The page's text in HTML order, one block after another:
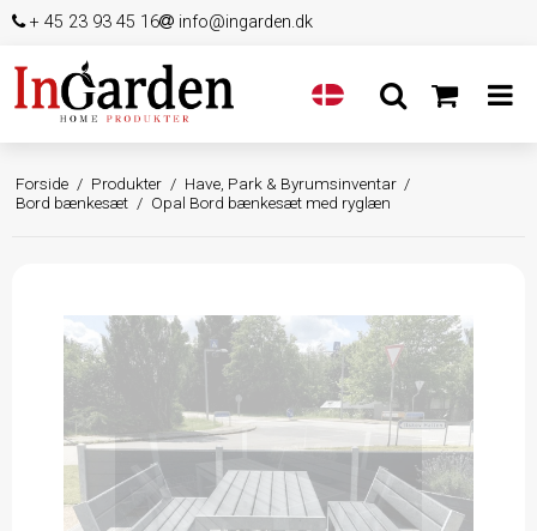
+ 45 23 93 45 16 info@ingarden.dk
Forside / Produkter / Have, Park & Byrumsinventar /
Bord bænkesæt / Opal Bord bænkesæt med ryglæn